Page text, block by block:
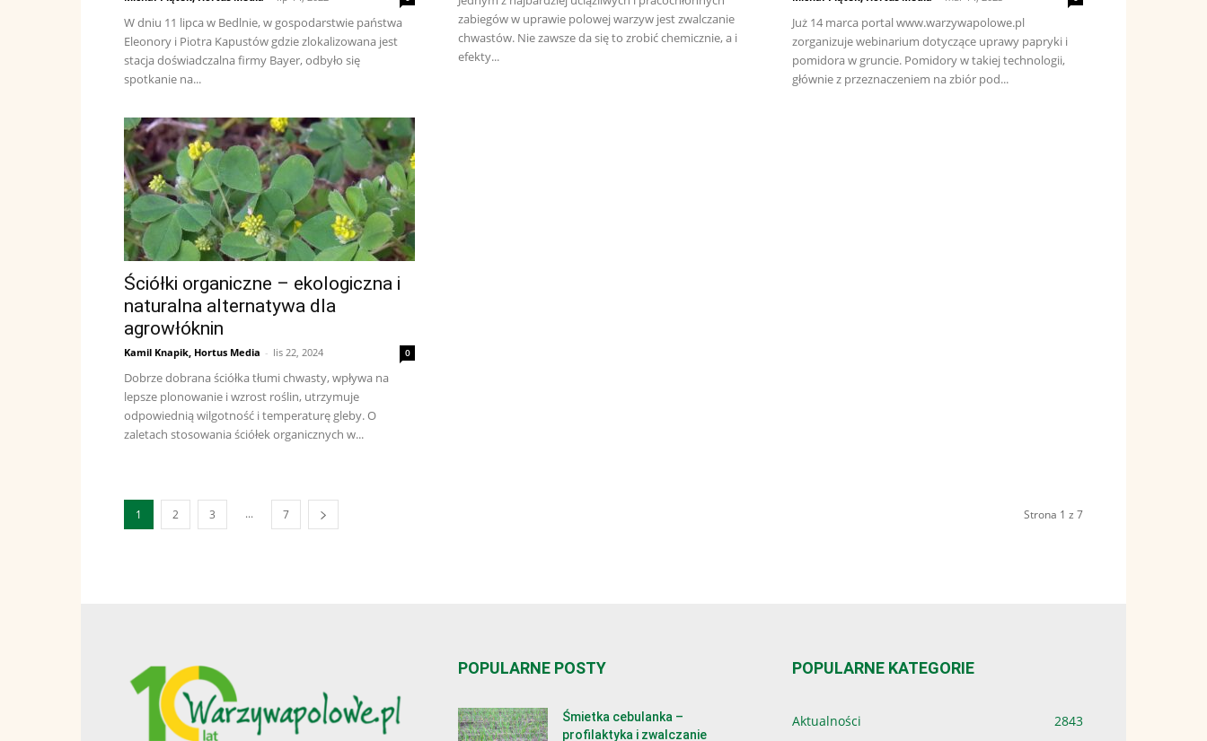
W dniu 11 lipca w Bedlnie, w gospodarstwie państwa
Eleonory i Piotra Kapustów gdzie zlokalizowana jest
stacja doświadczalna firmy Bayer, odbyło się
spotkanie na...
zabiegów w uprawie polowej warzyw jest zwalczanie
chwastów. Nie zawsze da się to zrobić chemicznie, a i
efekty...
Już 14 marca portal www.warzywapolowe.pl
zorganizuje webinarium dotyczące uprawy papryki i
pomidora w gruncie. Pomidory w takiej technologii,
głównie z przeznaczeniem na zbiór pod...
Ściółki organiczne – ekologiczna i
naturalna alternatywa dla
agrowłóknin
Kamil Knapik, Hortus Media - lis 22, 2024 0
Dobrze dobrana ściółka tłumi chwasty, wpływa na
lepsze plonowanie i wzrost roślin, utrzymuje
odpowiednią wilgotność i temperaturę gleby. O
zaletach stosowania ściółek organicznych w...
1 2 3 ... 7 Strona 1 z 7
POPULARNE POSTY
Śmietka cebulanka –
profilaktyka i zwalczanie
POPULARNE KATEGORIE
Aktualności
2843